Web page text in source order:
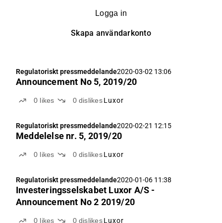
Logga in
Skapa användarkonto
Regulatoriskt pressmeddelande2020-03-02 13:06
Announcement No 5, 2019/20
0 likes 0 dislikes Luxor
Regulatoriskt pressmeddelande2020-02-21 12:15
Meddelelse nr. 5, 2019/20
0 likes 0 dislikes Luxor
Regulatoriskt pressmeddelande2020-01-06 11:38
Investeringsselskabet Luxor A/S -
Announcement No 2 2019/20
0 likes 0 dislikes Luxor